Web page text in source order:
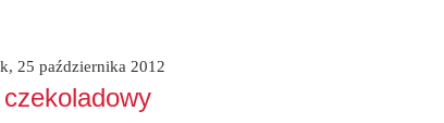
25 października 2012